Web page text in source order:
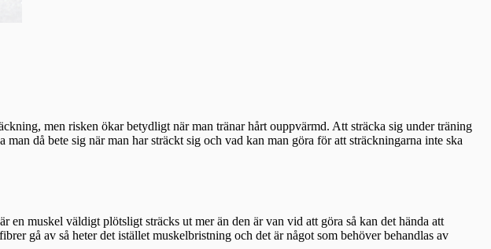
men risken ökar betydligt när man tränar hårt ouppvärmd. Att sträcka sig under träning
då bete sig när man har sträckt sig och vad kan man göra för att sträckningarna inte ska
muskel väldigt plötsligt sträcks ut mer än den är van vid att göra så kan det hända att
gå av så heter det istället muskelbristning och det är något som behöver behandlas av